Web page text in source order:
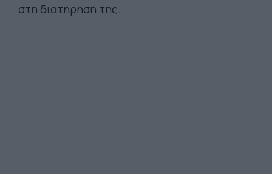
στη διατήρησή της.